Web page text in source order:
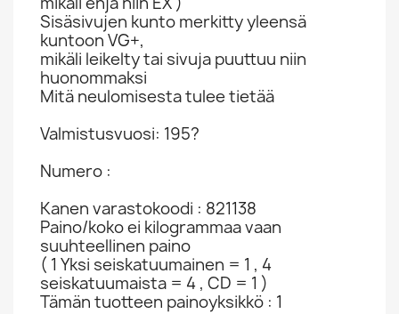
Sisäsivujen kunto merkitty yleensä
kuntoon VG+,
mikäli leikelty tai sivuja puuttuu niin
huonommaksi
Mitä neulomisesta tulee tietää
Valmistusvuosi: 195?
Numero :
Kanen varastokoodi : 821138
Paino/koko ei kilogrammaa vaan
suuhteellinen paino
( 1 Yksi seiskatuumainen = 1 , 4
seiskatuumaista = 4 , CD = 1 )
Tämän tuotteen painoyksikkö : 1